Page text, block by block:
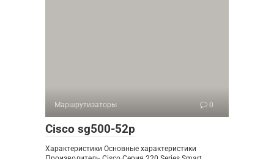
Маршрутизаторы 0
Cisco sg500-52p
Характеристики Основные характеристики